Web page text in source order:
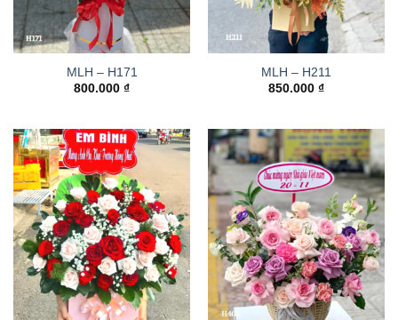
MLH – H171
800.000 ₫
MLH – H211
850.000 ₫